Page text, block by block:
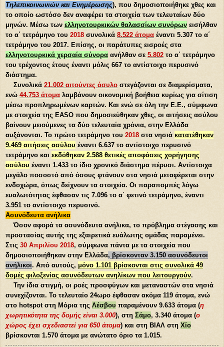
Τηλεπικοινωνιών και Ενημέρωσης), που δημοσιοποιήθηκε χθες και
το οποίο ωστόσο δεν αναφέρει τα στοιχεία των τελευταίων δύο
μηνών. Μέσω των ελληνοτουρκικών θαλασσίων συνόρων εισήλθαν
το α΄ τετράμηνο του 2018 συνολικά 8.522 άτομα έναντι 5.307 το α΄
τετράμηνο του 2017. Επίσης, οι παράτυπες εισροές στα
ελληνοτουρκικά χερσαία σύνορα ανήλθαν σε 5.802 το α΄ τετράμηνο
του τρέχοντος έτους έναντι μόλις 667 το αντίστοιχο περυσινό
διάστημα.
Συνολικά 21.002 αιτούντες άσυλο στεγάζονται σε διαμερίσματα,
ενώ 44.753 άτομα λαμβάνουν οικονομική βοήθεια κυρίως για σίτιση
μέσω προπληρωμένων καρτών. Και ενώ σε όλη την Ε.Ε., σύμφωνα
με στοιχεία της EASO που δημοσιεύθηκαν χθες, οι αιτήσεις ασύλου
βαίνουν μειούμενες τα δύο τελευταία χρόνια, στην Ελλάδα
αυξάνονται. Το πρώτο τετράμηνο του 2018 στα νησιά κατατέθηκαν
9.469 αιτήσεις ασύλου έναντι 6.637 το αντίστοιχο περυσινό
τετράμηνο και εκδόθηκαν 2.588 θετικές αποφάσεις χορήγησης
ασύλου έναντι 1.433 το ίδιο χρονικό διάστημα πέρυσι. Αντίστοιχα
μεγάλο ποσοστό από όσους φτάνουν στα νησιά μεταφέρεται στην
ενδοχώρα, όπως δείχνουν τα στοιχεία. Οι παραπομπές λόγω
ευαλωτότητας έφθασαν τις 7.096 το α΄ φετινό τετράμηνο, έναντι
3.951 το αντίστοιχο περυσινό.
Ασυνόδευτα ανήλικα
Όσον αφορά τα ασυνόδευτα ανήλικα, το πρόβλημα στέγασης και
προστασίας αυτής της εξαιρετικά ευάλωτης ομάδας παραμένει.
Στις 30 Απριλίου 2018, σύμφωνα πάντα με τα στοιχεία που
δημοσιοποιήθηκαν στην Ελλάδα, βρίσκονταν 3.150 ασυνόδευτοι
ανήλικοι. Από αυτούς, μόνο 1.101 βρίσκονται στις συνολικά 49
δομές φιλοξενίας ασυνόδευτων ανηλίκων που λειτουργούν.
Την ίδια στιγμή, οι ροές προσφύγων και μεταναστών στα νησιά
συνεχίζονται. Το τελευταίο 24ωρο έφθασαν ακόμα 119 άτομα, ενώ
στο hotspot στη Μόρια της Λέσβου παραμένουν 9.633 άτομα (η
χωρητικότητα της δομής είναι 3.000), στη Σάμο, 3.340 άτομα (ο
χώρος έχει σχεδιαστεί για 650 άτομα) και στη ΒΙΑΛ στη Χίο
βρίσκονται 1.570 άτομα με ανώτατο όριο τα 1.015.